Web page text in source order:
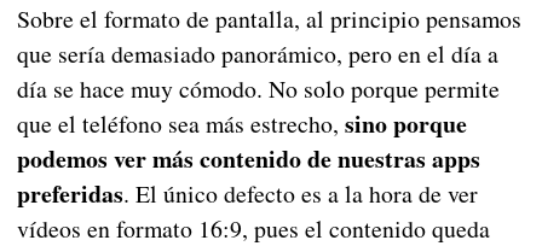
Sobre el formato de pantalla, al principio pensamos
que sería demasiado panorámico, pero en el día a
día se hace muy cómodo. No solo porque permite
que el teléfono sea más estrecho, sino porque
podemos ver más contenido de nuestras apps
preferidas. El único defecto es a la hora de ver
vídeos en formato 16:9, pues el contenido queda